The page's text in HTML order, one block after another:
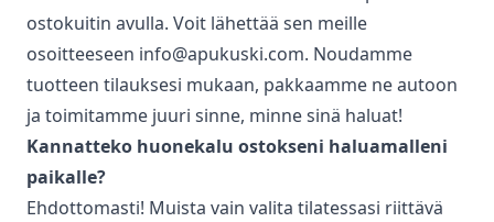
ostokuitin avulla. Voit lähettää sen meille
osoitteeseen info@apukuski.com. Noudamme
tuotteen tilauksesi mukaan, pakkaamme ne autoon
ja toimitamme juuri sinne, minne sinä haluat!
Kannatteko huonekalu ostokseni haluamalleni
paikalle?
Ehdottomasti! Muista vain valita tilatessasi riittävä